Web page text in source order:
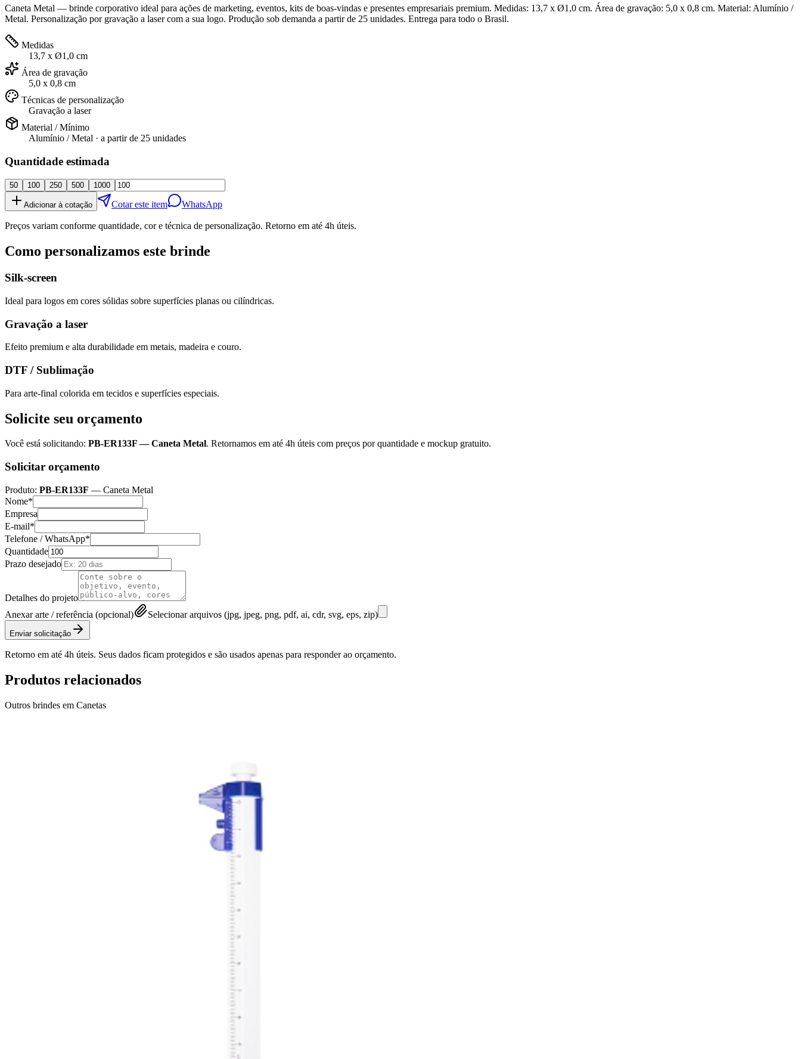
Caneta Metal — brinde corporativo ideal para ações de marketing, eventos, kits de boas-vindas e presentes empresariais premium. Medidas: 13,7 x Ø1,0 cm. Área de gravação: 5,0 x 0,8 cm. Material: Alumínio /
Metal. Personalização por gravação a laser com a sua logo. Produção sob demanda a partir de 25 unidades. Entrega para todo o Brasil.
Medidas
13,7 x Ø1,0 cm
Área de gravação
5,0 x 0,8 cm
Técnicas de personalização
Gravação a laser
Material / Mínimo
Alumínio / Metal · a partir de 25 unidades
Quantidade estimada
50 100 250 500 1000
Adicionar à cotação Cotar este item WhatsApp
Preços variam conforme quantidade, cor e técnica de personalização. Retorno em até 4h úteis.
Como personalizamos este brinde
Silk-screen
Ideal para logos em cores sólidas sobre superfícies planas ou cilíndricas.
Gravação a laser
Efeito premium e alta durabilidade em metais, madeira e couro.
DTF / Sublimação
Para arte-final colorida em tecidos e superfícies especiais.
Solicite seu orçamento
Você está solicitando: PB-ER133F—Caneta Metal. Retornamos em até 4h úteis com preços por quantidade e mockup gratuito.
Solicitar orçamento
Produto: PB-ER133F — Caneta Metal
Nome*
Empresa
E-mail*
Telefone / WhatsApp*
Quantidade
Prazo desejado
Detalhes do projeto
Anexar arte / referência (opcional)
Selecionar arquivos (jpg, jpeg, png, pdf, ai, cdr, svg, eps, zip)
Enviar solicitação
Retorno em até 4h úteis. Seus dados ficam protegidos e são usados apenas para responder ao orçamento.
Produtos relacionados
Outros brindes em Canetas